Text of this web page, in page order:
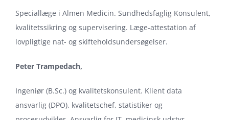
Speciallæge i Almen Medicin. Sundhedsfaglig Konsulent,
kvalitetssikring og supervisering. Læge-attestation af
lovpligtige nat- og skifteholdsundersøgelser.
Peter Trampedach,
Ingeniør (B.Sc.) og kvalitetskonsulent. Klient data
ansvarlig (DPO), kvalitetschef, statistiker og